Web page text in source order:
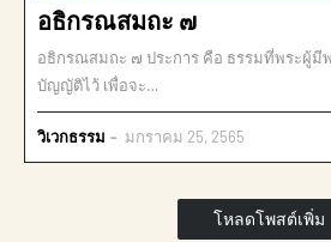
อธิกรณสมถะ ๗
อธิกรณสมถะ ๗ ประการ คือ ธรรมที่พระผู้มี
บัญญัติไว้ เพื่อจะ…
วิเวกธรรม มกราคม 25, 2565
โหลดโพสต์เพิ่ม